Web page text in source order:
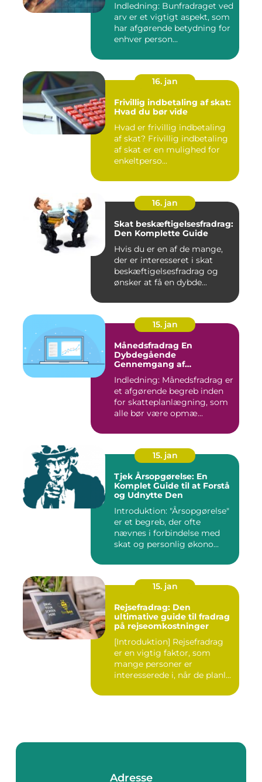
Indledning: Bunfradraget ved
arv er et vigtigt aspekt, som
har afgørende betydning for
enhver person...
16. jan
Frivillig indbetaling af skat:
Hvad du bør vide
Hvad er frivillig indbetaling
af skat? Frivillig indbetaling
af skat er en mulighed for
enkeltperso...
16. jan
Skat beskæftigelsesfradrag:
Den Komplette Guide
Hvis du er en af de mange,
der er interesseret i skat
beskæftigelsesfradrag og
ønsker at få en dybde...
15. jan
Månedsfradrag En
Dybdegående
Gennemgang af
Indledning: Månedsfradrag er
et afgørende begreb inden
for skatteplanlægning, som
alle bør være opmæ...
15. jan
Tjek Årsopgørelse: En
Komplet Guide til at Forstå
og Udnytte Den
Introduktion: "Årsopgørelse"
er et begreb, der ofte
nævnes i forbindelse med
skat og personlig økono...
15. jan
Rejsefradrag: Den
ultimative guide til fradrag
på rejseomkostninger
[Introduktion] Rejsefradrag
er en vigtig faktor, som
mange personer er
interesserede i, når de planl...
Adresse